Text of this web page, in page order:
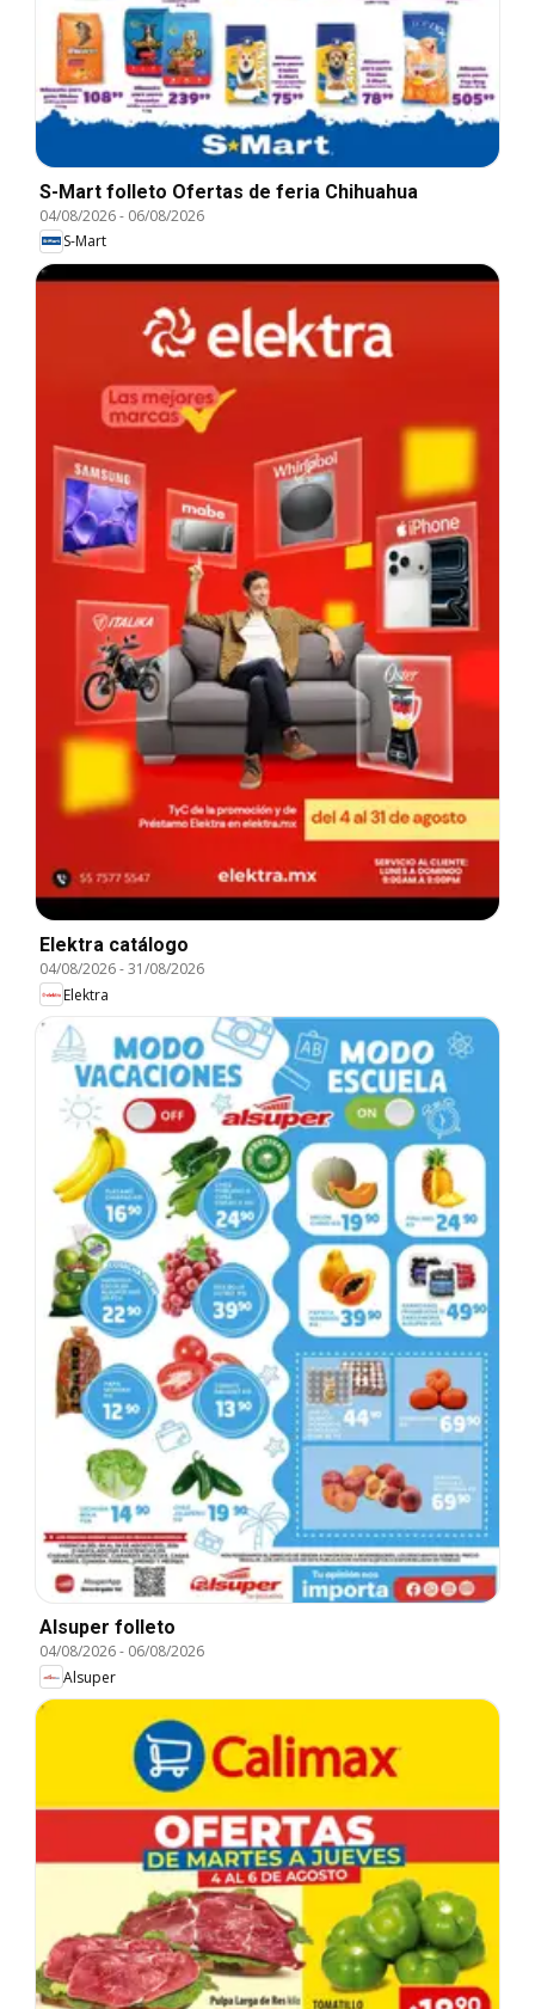
S-Mart folleto Ofertas de feria Chihuahua
04/08/2026- 06/08/2026
S-Mart
Elektra catálogo
04/08/2026-31/08/2026
Elektra
Alsuper folleto
04/08/2026- 06/08/2026
Alsuper